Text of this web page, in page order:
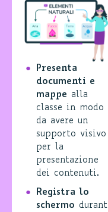
Presenta
documenti e
mappe alla
classe in modo
da avere un
supporto visivo
per la
presentazione
dei contenuti.
Registra lo
schermo durant